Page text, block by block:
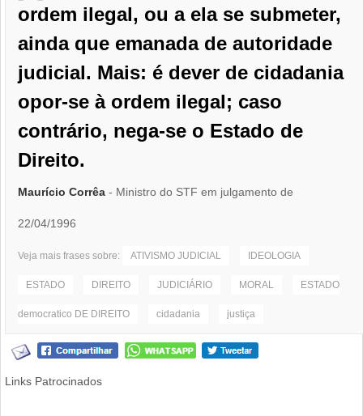
ordem ilegal, ou a ela se submeter,
ainda que emanada de autoridade
judicial. Mais: é dever de cidadania
opor-se à ordem ilegal; caso
contrário, nega-se o Estado de
Direito.
Maurício Corrêa - Ministro do STF em julgamento de
22/04/1996
Veja mais frases sobre: ATIVISMO JUDICIAL IDEOLOGIA
ESTADO DIREITO JUDICIÁRIO MORAL ESTADO
democratico DE DIREITO cidadania justiça
Links Patrocinados